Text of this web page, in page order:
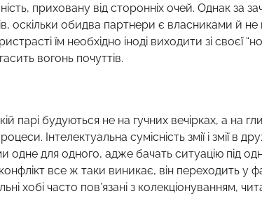
приховану від сторонніх очей. Однак
обидва партнери є власниками й не
їм необхідно іноді виходити зі своєї
вогонь почуттів.
парі будуються не на гучних вечірках, а на
Інтелектуальна сумісність змії і змії
для одного, адже бачать ситуацію під
все ж таки виникає, він переходить у
хобі часто пов’язані з колекціонуванням,